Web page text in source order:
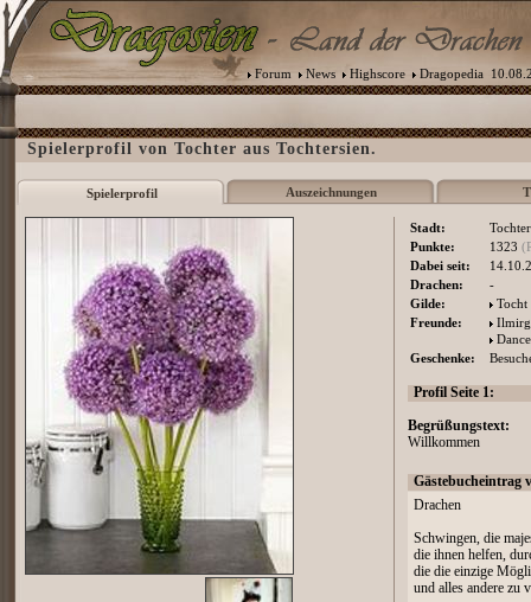
Forum News Highscore Dragopedia
Spielerprofil von Tochter aus Tochtersien.
Spielerprofil Auszeichnungen
Stadt:
Punkte:
1323
Dabei seit:
Drachen:
-
Gilde:
Tocht
Freunde:
Ilmirg
Geschenke:
Profil Seite 1:
Begrüßungstext:
Willkommen
Gästebucheintrag
Drachen
Schwingen, die
die ihnen helfen,
die die einzige
und alles andere zu